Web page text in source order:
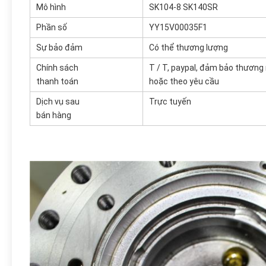
Mô hình SK104-8 SK140SR
Phần số YY15V00035F1
Sự bảo đảm Có thể thương lượng
Chính sách
thanh toán
T / T, paypal, đảm bảo thương
hoặc theo yêu cầu
Dịch vụ sau
bán hàng
Trực tuyến